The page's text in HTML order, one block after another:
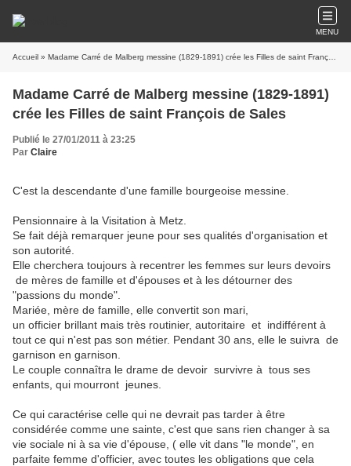
MENU
Accueil » Madame Carré de Malberg messine (1829-1891) crée les Filles de saint François de Sales
Madame Carré de Malberg messine (1829-1891)
crée les Filles de saint François de Sales
Publié le 27/01/2011 à 23:25
Par Claire
C'est la descendante d'une famille bourgeoise messine.
Pensionnaire à la Visitation à Metz.
Se fait déjà remarquer jeune pour ses qualités d'organisation et
son autorité.
Elle cherchera toujours à recentrer les femmes sur leurs devoirs
de mères de famille et d'épouses et à les détourner des
"passions du monde".
Mariée, mère de famille, elle convertit son mari,
un officier brillant mais très routinier, autoritaire et indifférent à
tout ce qui n'est pas son métier. Pendant 30 ans, elle le suivra de
garnison en garnison.
Le couple connaîtra le drame de devoir survivre à tous ses
enfants, qui mourront jeunes.
Ce qui caractérise celle qui ne devrait pas tarder à être
considérée comme une sainte, c'est que sans rien changer à sa
vie sociale ni à sa vie d'épouse, ( elle vit dans "le monde", en
parfaite femme d'officier, avec toutes les obligations que cela